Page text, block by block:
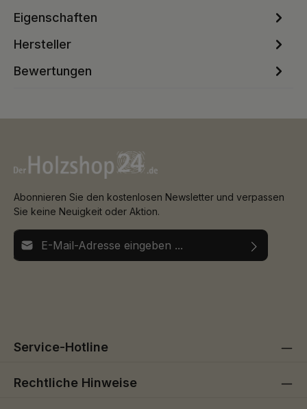
Eigenschaften
Hersteller
Bewertungen
Abonnieren Sie den kostenlosen Newsletter und verpassen
Sie keine Neuigkeit oder Aktion.
E-Mail-Adresse*
Service-Hotline
Rechtliche Hinweise